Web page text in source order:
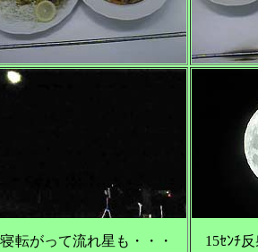
寝転がって流れ星も・・・ 15ｾﾝﾁ